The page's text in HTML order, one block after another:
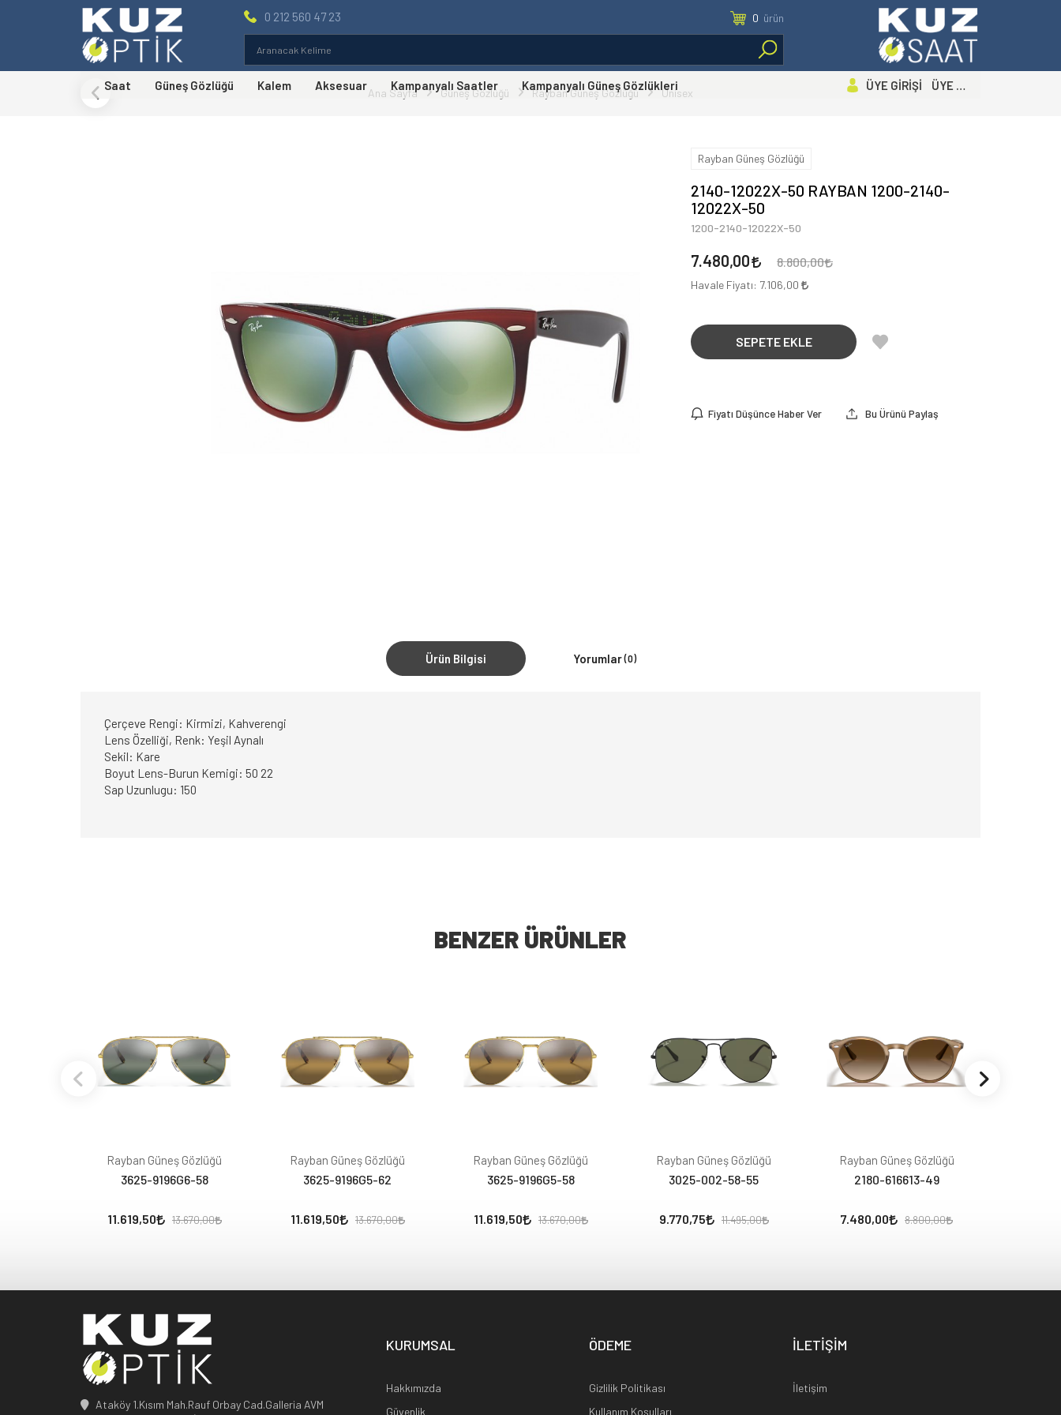
0 212 560 47 23 0 ürün
Saat Güneş Gözlüğü Kalem Aksesuar Kampanyalı Saatler Kampanyalı Güneş Gözlükleri ÜYE GİRİŞİ ÜYE OL
Ana Sayfa Güneş Gözlüğü Rayban Güneş Gözlüğü Unisex
Rayban Güneş Gözlüğü
2140-12022X-50 RAYBAN 1200-2140-
12022X-50
1200-2140-12022X-50
7.480,00 8.800,00
Havale Fiyatı: 7.106,00
SEPETE EKLE
Fiyatı Düşünce Haber Ver Bu Ürünü Paylaş
Ürün Bilgisi Yorumlar(0)
Çerçeve Rengi: Kirmizi, Kahverengi
Lens Özelliği, Renk: Yeşil Aynalı
Sekil: Kare
Boyut Lens-Burun Kemigi: 50 22
Sap Uzunlugu: 150
BENZER ÜRÜNLER
Rayban Güneş Gözlüğü
3625-9196G6-58
11.619,50 13.670,00
Rayban Güneş Gözlüğü
3625-9196G5-62
11.619,50 13.670,00
Rayban Güneş Gözlüğü
3625-9196G5-58
11.619,50 13.670,00
Rayban Güneş Gözlüğü
3025-002-58-55
9.770,75 11.495,00
Rayban Güneş Gözlüğü
2180-616613-49
7.480,00 8.800,00
Ataköy 1.Kısım Mah.Rauf Orbay Cad.Galleria AVM
KURUMSAL
Hakkımızda
Güvenlik
ÖDEME
Gizlilik Politikası
Kullanım Koşulları
İLETİŞİM
İletişim